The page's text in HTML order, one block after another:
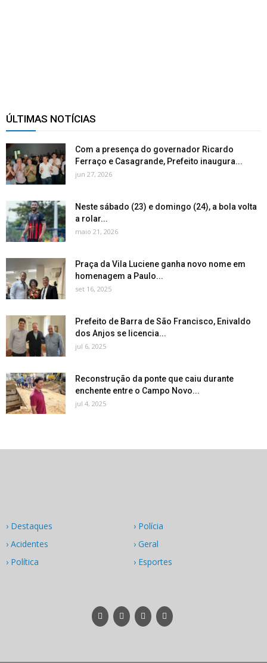
ÚLTIMAS NOTÍCIAS
Com a presença do governador Ricardo
Ferraço e Casagrande, Prefeito inaugura...
jun 27, 2026
Neste sábado (23) e domingo (24), a bola volta
a rolar...
maio 21, 2026
Praça da Vila Luciene ganha novo nome em
homenagem a Paulo...
set 16, 2025
Prefeito de Barra de São Francisco, Enivaldo
dos Anjos se licencia...
jul 6, 2025
Reconstrução da ponte que caiu durante
enchente entre o Campo Novo...
jul 4, 2025
› Destaques
› Acidentes
› Política
› Polícia
› Geral
› Esportes